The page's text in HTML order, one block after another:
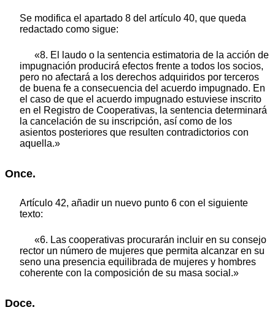
Se modifica el apartado 8 del artículo 40, que queda
redactado como sigue:
«8. El laudo o la sentencia estimatoria de la acción de
impugnación producirá efectos frente a todos los socios,
pero no afectará a los derechos adquiridos por terceros
de buena fe a consecuencia del acuerdo impugnado. En
el caso de que el acuerdo impugnado estuviese inscrito
en el Registro de Cooperativas, la sentencia determinará
la cancelación de su inscripción, así como de los
asientos posteriores que resulten contradictorios con
aquella.»
Once.
Artículo 42, añadir un nuevo punto 6 con el siguiente
texto:
«6. Las cooperativas procurarán incluir en su consejo
rector un número de mujeres que permita alcanzar en su
seno una presencia equilibrada de mujeres y hombres
coherente con la composición de su masa social.»
Doce.